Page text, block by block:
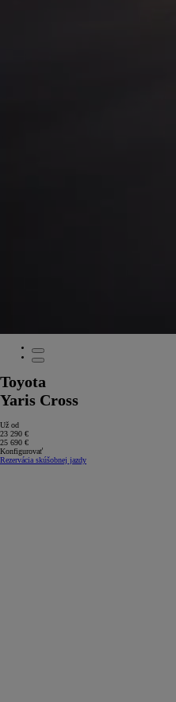
Toyota
Yaris Cross
Už od
23 290 €
25 690 €
Konfigurovať
Rezervácia skúšobnej jazdy